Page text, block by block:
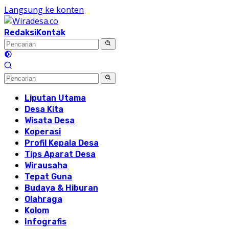
Langsung ke konten
RedaksiKontak
Liputan Utama
Desa Kita
Wisata Desa
Koperasi
Profil Kepala Desa
Tips Aparat Desa
Wirausaha
Tepat Guna
Budaya & Hiburan
Olahraga
Kolom
Infografis